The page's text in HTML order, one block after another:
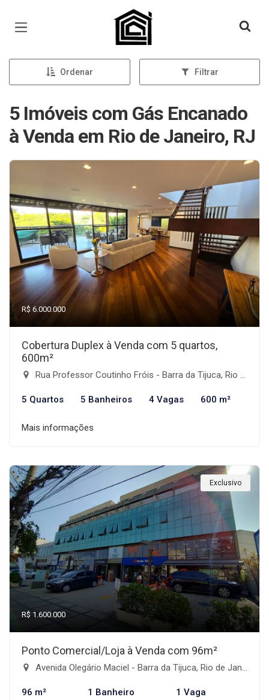
Página inicial
Ordenar Filtrar
5 Imóveis com Gás Encanado
à Venda em Rio de Janeiro, RJ
R$ 6.000.000
Cobertura Duplex à Venda com 5 quartos,
600m²
Rua Professor Coutinho Fróis - Barra da Tijuca, Rio de Janeiro-RJ
5 Quartos 5 Banheiros 4 Vagas 600 m²
Mais informações
Exclusivo
R$ 1.600.000
Ponto Comercial/Loja à Venda com 96m²
Avenida Olegário Maciel - Barra da Tijuca, Rio de Janeiro-RJ
96 m² 1 Banheiro 1 Vaga